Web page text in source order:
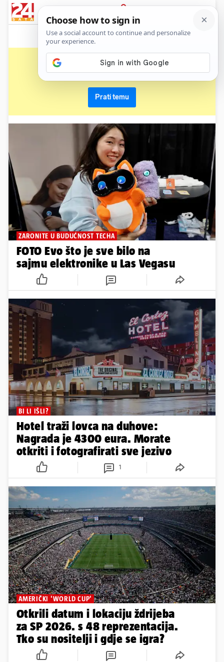
PRIJAVA
News
las vegas
Prati temu
ZARONITE U BUDUĆNOST TECHA
FOTO Evo što je sve bilo na
sajmu elektronike u Las Vegasu
BI LI IŠLI?
Hotel traži lovca na duhove:
Nagrada je 4300 eura. Morate
otkriti i fotografirati sve jezivo
1
AMERIČKI 'WORLD CUP'
Otkrili datum i lokaciju ždrijeba
za SP 2026. s 48 reprezentacija.
Tko su nositelji i gdje se igra?